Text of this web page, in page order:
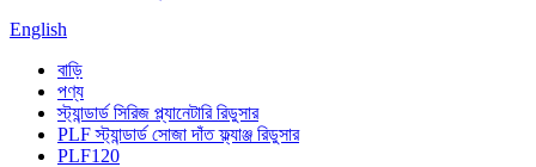
English
বাড়ি
পণ্য
স্ট্যান্ডার্ড সিরিজ প্ল্যানেটারি রিডুসার
PLF স্ট্যান্ডার্ড সোজা দাঁত ফ্ল্যাঞ্জ রিডুসার
PLF120